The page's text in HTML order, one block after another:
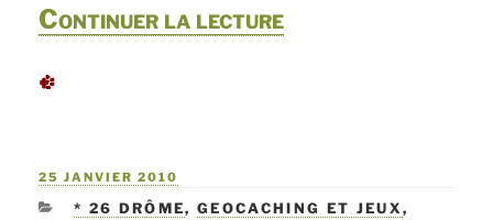
Continuer la lecturede
PUBLIÉ
25 JANVIER 2010
CATÉGORIES
* 26 DRÔME,GEOCACHING ET JEUX,